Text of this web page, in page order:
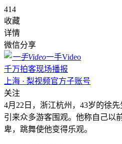
414
收藏
详情
微信分享
一手Video
千万拍客现场播报
上海 · 梨视频官方子账号
关注
4月22日，浙江杭州，43岁的徐
引来众多游客围观。他称自己以
卑，跳舞使他变得乐观。